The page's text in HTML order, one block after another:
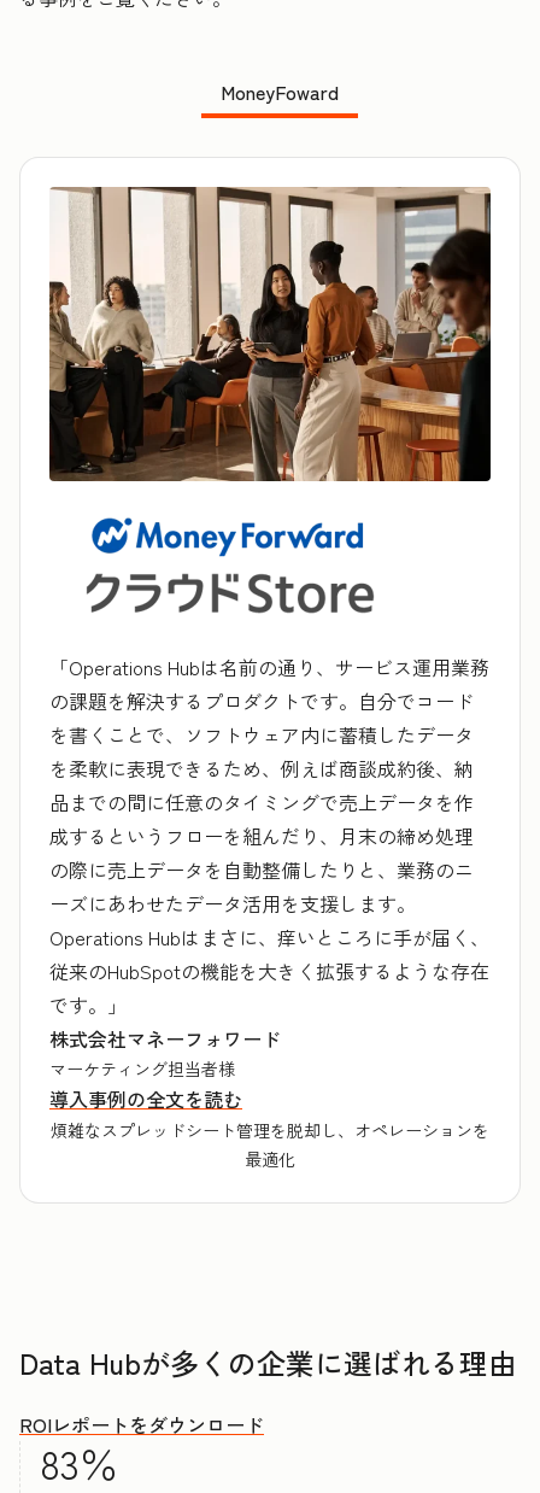
MoneyFoward
「Operations Hubは名前の通り、サービス運用業務
の課題を解決するプロダクトです。自分でコード
を書くことで、ソフトウェア内に蓄積したデータ
を柔軟に表現できるため、例えば商談成約後、納
品までの間に任意のタイミングで売上データを作
成するというフローを組んだり、月末の締め処理
の際に売上データを自動整備したりと、業務のニ
ーズにあわせたデータ活用を支援します。
Operations Hubはまさに、痒いところに手が届く、
従来のHubSpotの機能を大きく拡張するような存在
です。」
株式会社マネーフォワード
マーケティング担当者様
導入事例の全文を読む
煩雑なスプレッドシート管理を脱却し、オペレーションを
最適化
Data Hubが多くの企業に選ばれる理由
ROIレポートをダウンロード
83％